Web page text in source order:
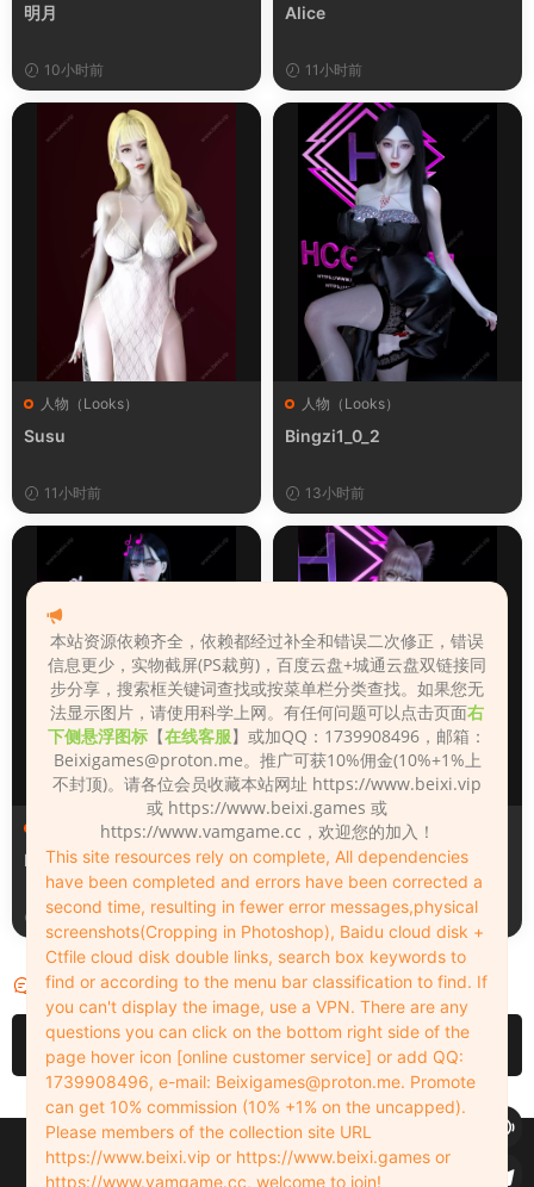
明月
10小时前
Alice
11小时前
人物（Looks）
Susu
11小时前
人物（Looks）
Bingzi1_0_2
13小时前
人物（Looks）
Monica_2_2_2
13小时前
人物（Looks）
Lizhen2025
1天前
评论 0
请先登录
Copyleft © 2022-2026 beixi.vip - All Rights Freedom！
创作不易！有能力的同学可以去支持一下原创作者（我们绝对支持），当然
本站资源依赖齐全，依赖都经过补全和错误二次修正，错误
信息更少，实物截屏(PS裁剪)，百度云盘+城通云盘双链接同
步分享，搜索框关键词查找或按菜单栏分类查找。如果您无
法显示图片，请使用科学上网。有任何问题可以点击页面右
下侧悬浮图标 【在线客服】或加QQ：1739908496，邮箱：
Beixigames@proton.me。推广可获10%佣金(10%+1%上
不封顶)。请各位会员收藏本站网址 https://www.beixi.vip
或 https://www.beixi.games 或
https://www.vamgame.cc，欢迎您的加入！
This site resources rely on complete, All dependencies
have been completed and errors have been corrected a
second time, resulting in fewer error messages,physical
screenshots(Cropping in Photoshop), Baidu cloud disk +
Ctfile cloud disk double links, search box keywords to
find or according to the menu bar classification to find. If
you can't display the image, use a VPN. There are any
questions you can click on the bottom right side of the
page hover icon [online customer service] or add QQ:
1739908496, e-mail: Beixigames@proton.me. Promote
can get 10% commission (10% +1% on the uncapped).
Please members of the collection site URL
https://www.beixi.vip or https://www.beixi.games or
https://www.vamgame.cc, welcome to join!